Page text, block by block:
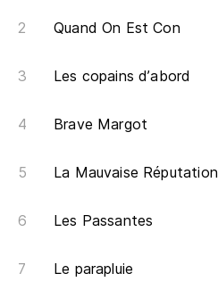
Quand On Est Con
Les copains d’abord
Brave Margot
La Mauvaise Réputation
Les Passantes
Le parapluie